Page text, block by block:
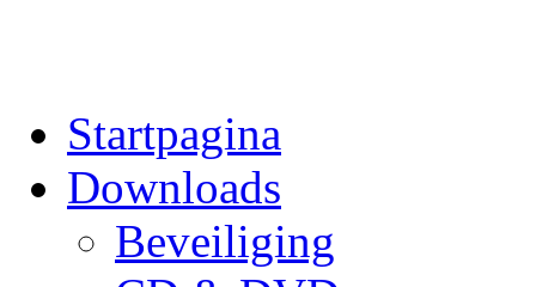
Startpagina
Downloads
Beveiliging